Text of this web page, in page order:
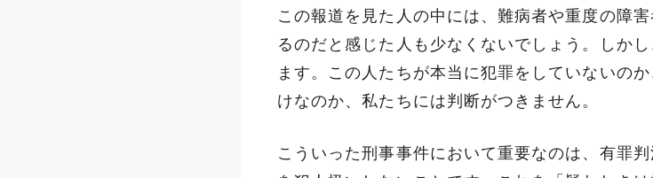
この報道を見た人の中には、難病者や重度の障
るのだと感じた人も少なくないでしょう。しか
ます。この人たちが本当に犯罪をしていないの
けなのか、私たちには判断がつきません。
こういった刑事事件において重要なのは、有罪